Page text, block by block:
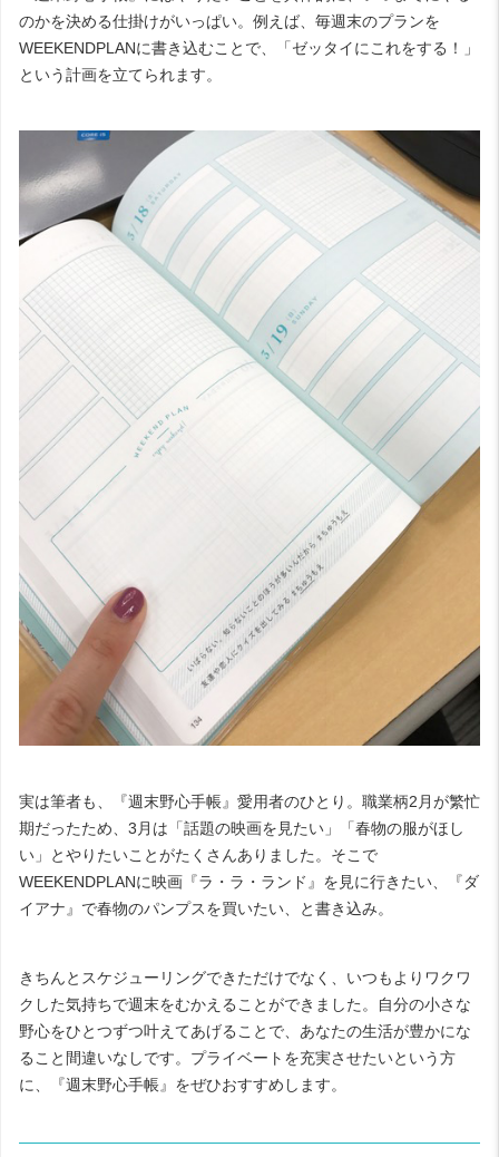
のかを決める仕掛けがいっぱい。例えば、毎週末のプランを
WEEKENDPLANに書き込むことで、「ゼッタイにこれをする！」
という計画を立てられます。
実は筆者も、『週末野心手帳』愛用者のひとり。職業柄2 月が繁忙
期だったため、 3 月は「話題の映画を見たい」「春物の服がほし
い」とやりたいことがたくさんありました。そこで
WEEKENDPLANに映画『ラ・ラ・ランド 』を見に行きたい、『ダ
イアナ 』で春物のパンプスを買いたい、と書き込み。
きちんとスケジューリングできただけでなく、いつもよりワクワ
クした気持ちで週末をむかえることができました。自分の小さな
野心をひとつずつ叶えてあげることで、あなたの生活が豊かにな
ること間違いなしです。プライベートを充実させたいという方
に、『週末野心手帳』をぜひおすすめします。